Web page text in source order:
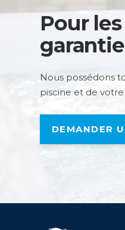
Pour
Nous possédons
piscine et de
DEMANDER